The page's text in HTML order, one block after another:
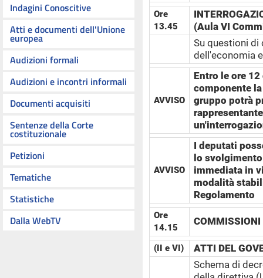
Indagini Conoscitive
Atti e documenti dell'Unione
europea
Audizioni formali
Audizioni e incontri informali
Documenti acquisiti
Sentenze della Corte
costituzionale
Petizioni
Tematiche
Statistiche
Dalla WebTV
Ore
13.45
(Aula VI
Su questioni di
dell'economia
AVVISO
Entro le ore
componente
gruppo potrà
AVVISO
I deputati
lo
immediata in
modalità
Regolamento
Ore
14.15
(II e VI)
ATTI DEL
Schema di